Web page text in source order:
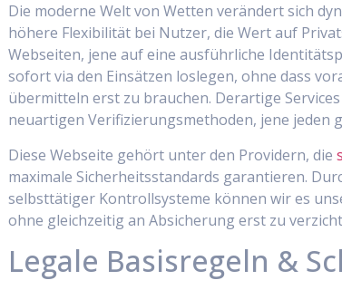
Die moderne Welt von Wetten verändert sich
höhere Flexibilität bei Nutzer, die Wert auf
Webseiten, jene auf eine ausführliche
sofort via den Einsätzen loslegen, ohne dass
übermitteln erst zu brauchen. Derartige
neuartigen Verifizierungsmethoden, jene jeden
Diese Webseite gehört unter den Providern, die
maximale Sicherheitsstandards garantieren.
selbsttätiger Kontrollsysteme können wir es
ohne gleichzeitig an Absicherung erst zu
Legale Basisregeln &